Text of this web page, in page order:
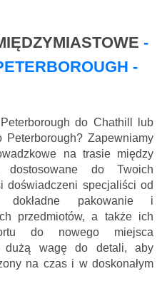
-
-
do Chathill lub
Zapewniamy
na trasie między
do Twoich
doświadczeni specjaliści od
dokładne pakowanie i
przedmiotów, a także ich
do nowego miejsca
dużą wagę do detali, aby
na czas i w doskonałym